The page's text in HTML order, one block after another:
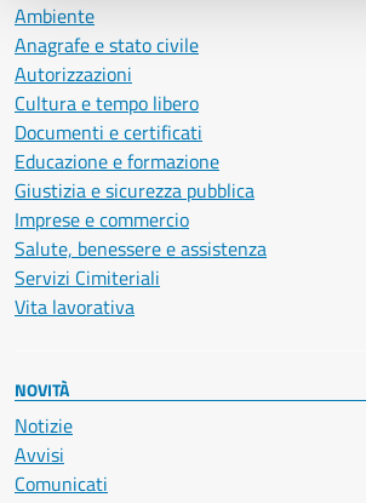
Ambiente
Anagrafe e stato civile
Autorizzazioni
Cultura e tempo libero
Documenti e certificati
Educazione e formazione
Giustizia e sicurezza pubblica
Imprese e commercio
Salute, benessere e assistenza
Servizi Cimiteriali
Vita lavorativa
NOVITÀ
Notizie
Avvisi
Comunicati